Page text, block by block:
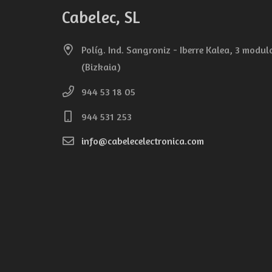
Cabelec, SL
Políg. Ind. Sangroniz - Iberre Kalea, 3
(Bizkaia)
944 53 18 05
944 531 253
info@cabelecelectronica.com